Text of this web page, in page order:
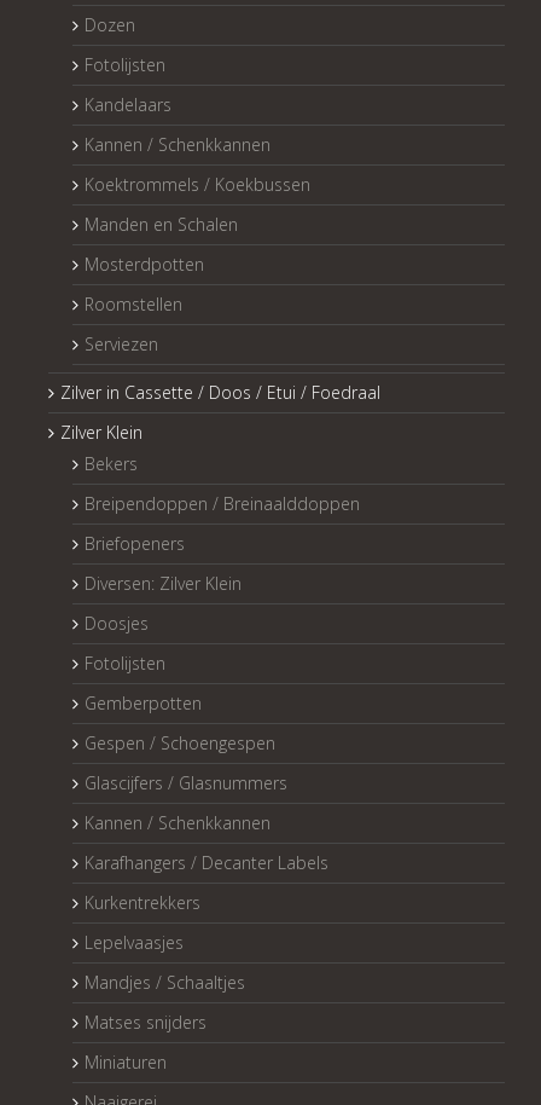
Dozen
Fotolijsten
Kandelaars
Kannen / Schenkkannen
Koektrommels / Koekbussen
Manden en Schalen
Mosterdpotten
Roomstellen
Serviezen
Zilver in Cassette / Doos / Etui / Foedraal
Zilver Klein
Bekers
Breipendoppen / Breinaalddoppen
Briefopeners
Diversen: Zilver Klein
Doosjes
Fotolijsten
Gemberpotten
Gespen / Schoengespen
Glascijfers / Glasnummers
Kannen / Schenkkannen
Karafhangers / Decanter Labels
Kurkentrekkers
Lepelvaasjes
Mandjes / Schaaltjes
Matses snijders
Miniaturen